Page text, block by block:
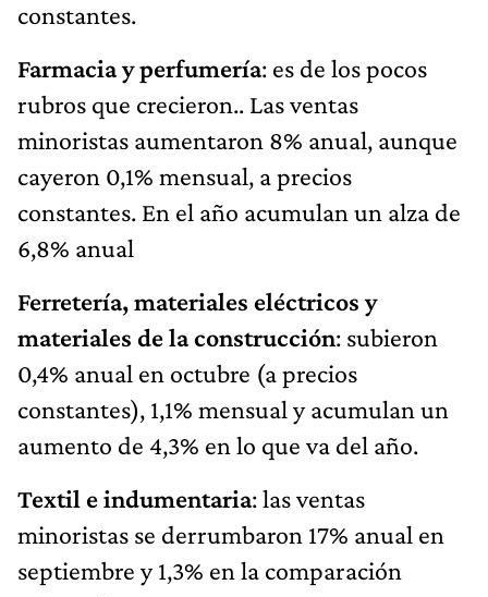
constantes.
Farmacia y perfumería: es de los pocos
rubros que crecieron.. Las ventas
minoristas aumentaron 8% anual, aunque
cayeron 0,1% mensual, a precios
constantes. En el año acumulan un alza de
6,8% anual
Ferretería, materiales eléctricos y
materiales de la construcción: subieron
0,4% anual en octubre (a precios
constantes), 1,1% mensual y acumulan un
aumento de 4,3% en lo que va del año.
Textil e indumentaria: las ventas
minoristas se derrumbaron 17% anual en
septiembre y 1,3% en la comparación